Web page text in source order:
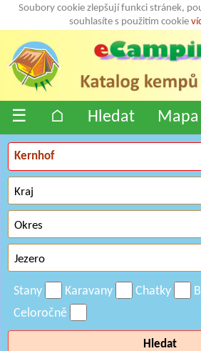
Soubory cookie zlepšují funkci stránek,
souhlasíte s použitím cookie
☰ ⌂ Hledat Mapa
Stany Karavany Chatky
Celoročně
Hledat